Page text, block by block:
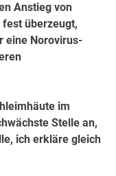
Anstieg von
überzeugt,
eine Norovirus-
im
Stelle an,
ich erkläre gleich